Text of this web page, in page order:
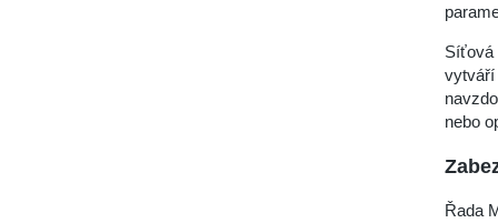
Síťová
vytváří
nebo
Řada